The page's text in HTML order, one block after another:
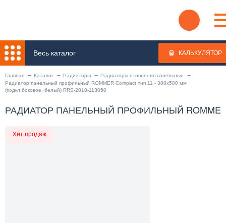
Весь каталог КАЛЬКУЛЯТОР
Главная Каталог Радиаторы
Радиаторы отопления панельные
Радиатор панельный профильный ROMMER Compact тип 11 - 300x500 мм
(подкл.боковое, белый) RRS-2010-113050
РАДИАТОР ПАНЕЛЬНЫЙ ПРОФИЛЬНЫЙ ROMMER
Хит продаж